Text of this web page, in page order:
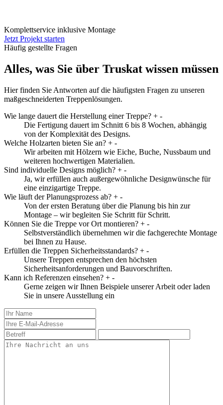
Komplettservice inklusive Montage
Jetzt Projekt starten
Häufig gestellte Fragen
Alles, was Sie über Truskat wissen müssen
Hier finden Sie Antworten auf die häufigsten Fragen zu unseren
maßgeschneiderten Treppenlösungen.
Wie lange dauert die Herstellung einer Treppe? + -
Die Fertigung dauert im Schnitt 6 bis 8 Wochen, abhängig
von der Komplexität des Designs.
Welche Holzarten bieten Sie an? + -
Wir arbeiten mit Hölzern wie Eiche, Buche, Nussbaum und
weiteren hochwertigen Materialien.
Sind individuelle Designs möglich? + -
Ja, wir erfüllen auch außergewöhnliche Designwünsche für
eine einzigartige Treppe.
Wie läuft der Planungsprozess ab? + -
Von der ersten Beratung über die Planung bis hin zur
Montage – wir begleiten Sie Schritt für Schritt.
Können Sie die Treppe vor Ort montieren? + -
Selbstverständlich übernehmen wir die fachgerechte Montage
bei Ihnen zu Hause.
Erfüllen die Treppen Sicherheitsstandards? + -
Unsere Treppen entsprechen den höchsten
Sicherheitsanforderungen und Bauvorschriften.
Kann ich Referenzen einsehen? + -
Gerne zeigen wir Ihnen Beispiele unserer Arbeit oder laden
Sie in unsere Ausstellung ein